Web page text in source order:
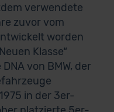
verwendete
zuvor vom
worden
Klasse“
von BMW, der
in der 3er-